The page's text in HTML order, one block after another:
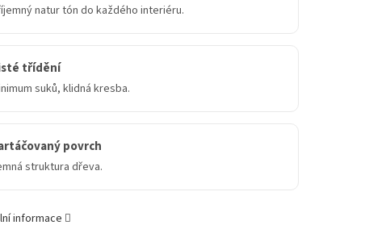
natur tón do každého interiéru.
třídění
suků, klidná kresba.
povrch
struktura dřeva.
informace